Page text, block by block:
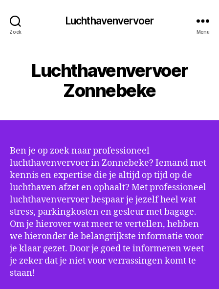
Zoek
Luchthavenvervoer
Menu
Luchthavenvervoer
Zonnebeke
Ben je op zoek naar professioneel
luchthavenvervoer in Zonnebeke? Iemand met
kennis en expertise die je altijd op tijd op de
luchthaven afzet en ophaalt? Met professioneel
luchthavenvervoer bespaar je jezelf heel wat
stress, parkingkosten en gesleur met bagage.
Om je hierover wat meer te vertellen, hebben
we hieronder de belangrijkste informatie voor
je klaar gezet. Door je goed te informeren weet
je zeker dat je niet voor verrassingen komt te
staan!